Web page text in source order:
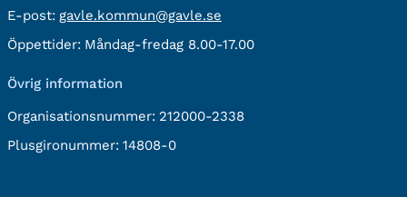
E-post: E-
post:
gavle.kommun@gavle.se
Öppettider: Måndag-fredag 8.00-17.00
Övrig information
Organisationsnummer: 212000-2338
Plusgironummer: 14808-0